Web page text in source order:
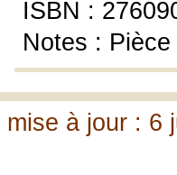
ISBN :
Notes :
mise à jour : 6